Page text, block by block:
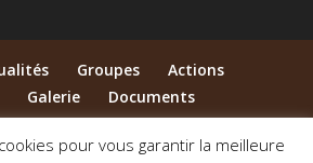
Groupes
Actions
Galerie
Documents
nous ?
Contact
pour vous garantir la meilleure